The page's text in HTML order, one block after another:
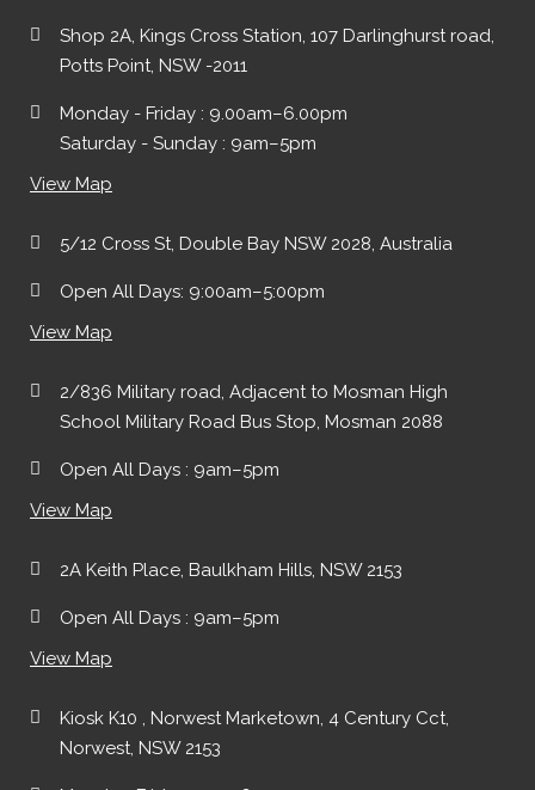
Shop 2A, Kings Cross Station, 107 Darlinghurst road,
Potts Point, NSW -2011
Monday - Friday : 9.00am–6.00pm
Saturday - Sunday : 9am–5pm
View Map
5/12 Cross St, Double Bay NSW 2028, Australia
Open All Days: 9:00am–5:00pm
View Map
2/836 Military road, Adjacent to Mosman High
School Military Road Bus Stop, Mosman 2088
Open All Days : 9am–5pm
View Map
2A Keith Place, Baulkham Hills, NSW 2153
Open All Days : 9am–5pm
View Map
Kiosk K10 , Norwest Marketown, 4 Century Cct,
Norwest, NSW 2153